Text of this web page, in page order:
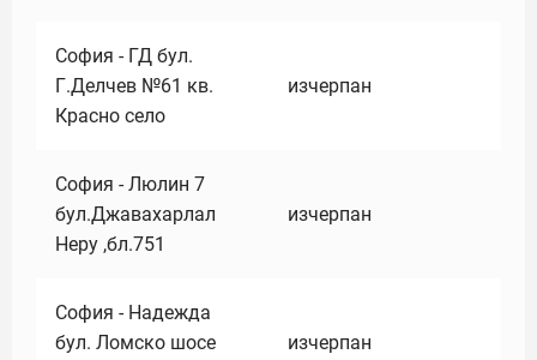
София - ГД бул.
Г.Делчев №61 кв.
Красно село
изчерпан
София - Люлин 7
бул.Джавахарлал
Неру ,бл.751
изчерпан
София - Надежда
бул. Ломско шосе
изчерпан